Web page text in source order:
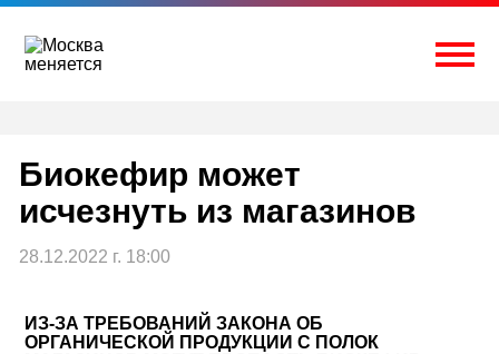
Перейти
содержимому
Биокефир может
исчезнуть из магазинов
28.12.2022 г. 18:00
ИЗ-ЗА ТРЕБОВАНИЙ ЗАКОНА ОБ
ОРГАНИЧЕСКОЙ ПРОДУКЦИИ С ПОЛОК